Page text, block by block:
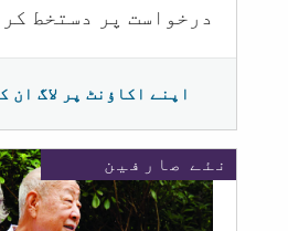
درخواست پر دستخط
اپنے اکاؤنٹ پر لاگ ان
نئے صارفین